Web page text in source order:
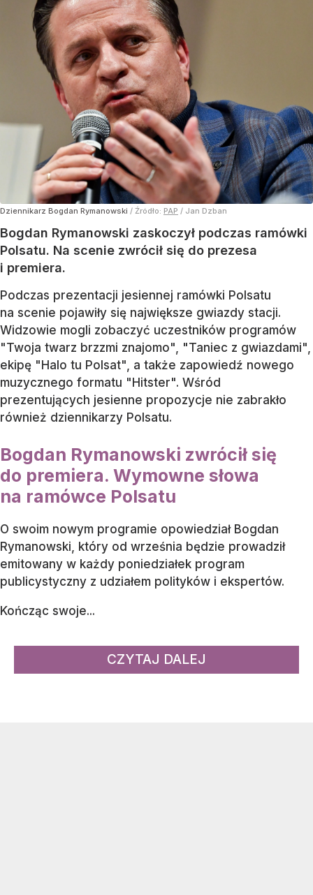
Dziennikarz Bogdan Rymanowski / Źródło: PAP / Jan Dzban
Bogdan Rymanowski zaskoczył podczas ramówki
Polsatu. Na scenie zwrócił się do prezesa
i premiera.
Podczas prezentacji jesiennej ramówki Polsatu
na scenie pojawiły się największe gwiazdy stacji.
Widzowie mogli zobaczyć uczestników programów
"Twoja twarz brzzmi znajomo", "Taniec z gwiazdami",
ekipę "Halo tu Polsat", a także zapowiedź nowego
muzycznego formatu "Hitster". Wśród
prezentujących jesienne propozycje nie zabrakło
również dziennikarzy Polsatu.
Bogdan Rymanowski zwrócił się
do premiera. Wymowne słowa
na ramówce Polsatu
O swoim nowym programie opowiedział Bogdan
Rymanowski, który od września będzie prowadził
emitowany w każdy poniedziałek program
publicystyczny z udziałem polityków i ekspertów.
Kończąc swoje...
CZYTAJ DALEJ